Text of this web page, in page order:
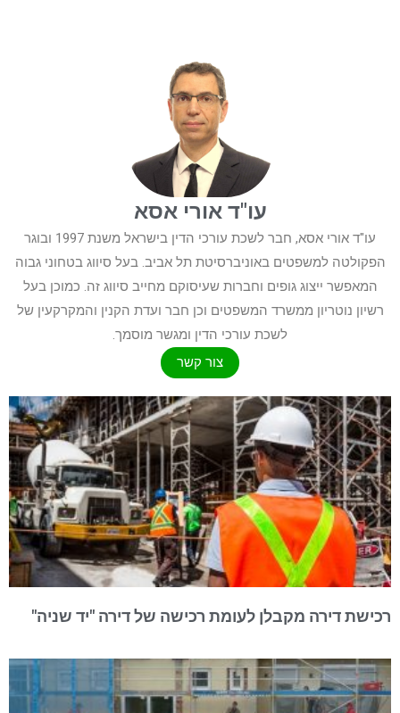
עו"ד אורי אסא
עו"ד אורי אסא, חבר לשכת עורכי הדין בישראל משנת 1997 ובוגר
הפקולטה למשפטים באוניברסיטת תל אביב. בעל סיווג בטחוני גבוה
המאפשר ייצוג גופים וחברות שעיסוקם מחייב סיווג זה. כמוכן בעל
רשיון נוטריון ממשרד המשפטים וכן חבר ועדת הקנין והמקרקעין של
לשכת עורכי הדין ומגשר מוסמך.
צור קשר
רכישת דירה מקבלן לעומת רכישה של דירה "יד שניה"